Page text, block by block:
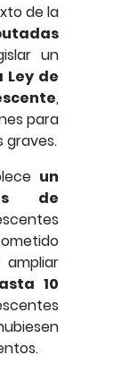
de la
un
de
,
para
graves.
un
de
10